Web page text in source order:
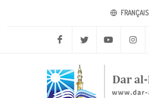
FRANÇAIS
Facebook Twitter Youtube